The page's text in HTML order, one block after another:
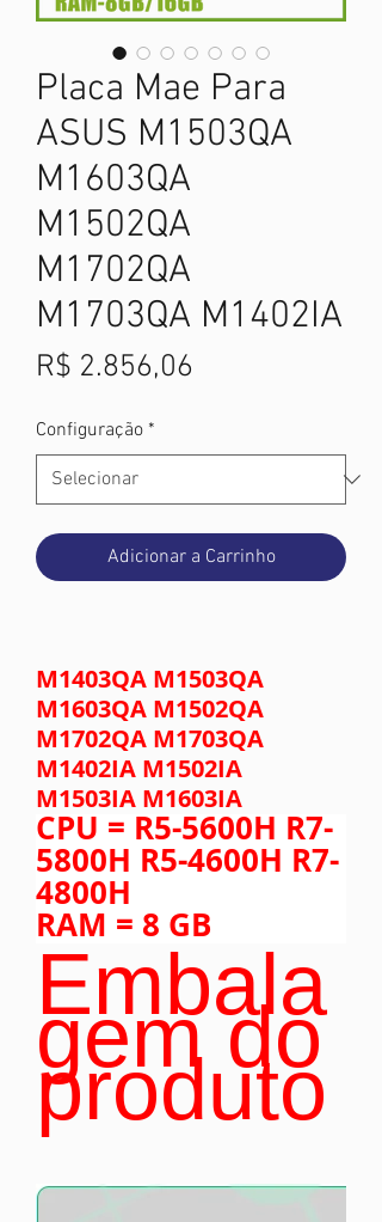
Placa Mae Para
ASUS M1503QA
M1603QA
M1502QA
M1702QA
M1703QA M1402IA
R$ 2.856,06
Configuração *
Adicionar a Carrinho
M1403QA M1503QA
M1603QA M1502QA
M1702QA M1703QA
M1402IA M1502IA
M1503IA M1603IA
CPU = R5-5600H R7-
5800H R5-4600H R7-
4800H
RAM = 8 GB
Embala
gem do
produto